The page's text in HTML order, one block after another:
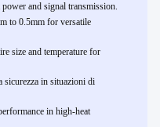
and signal transmission.
to 0.5mm for versatile
size and temperature for
sicurezza in situazioni di
in high-heat